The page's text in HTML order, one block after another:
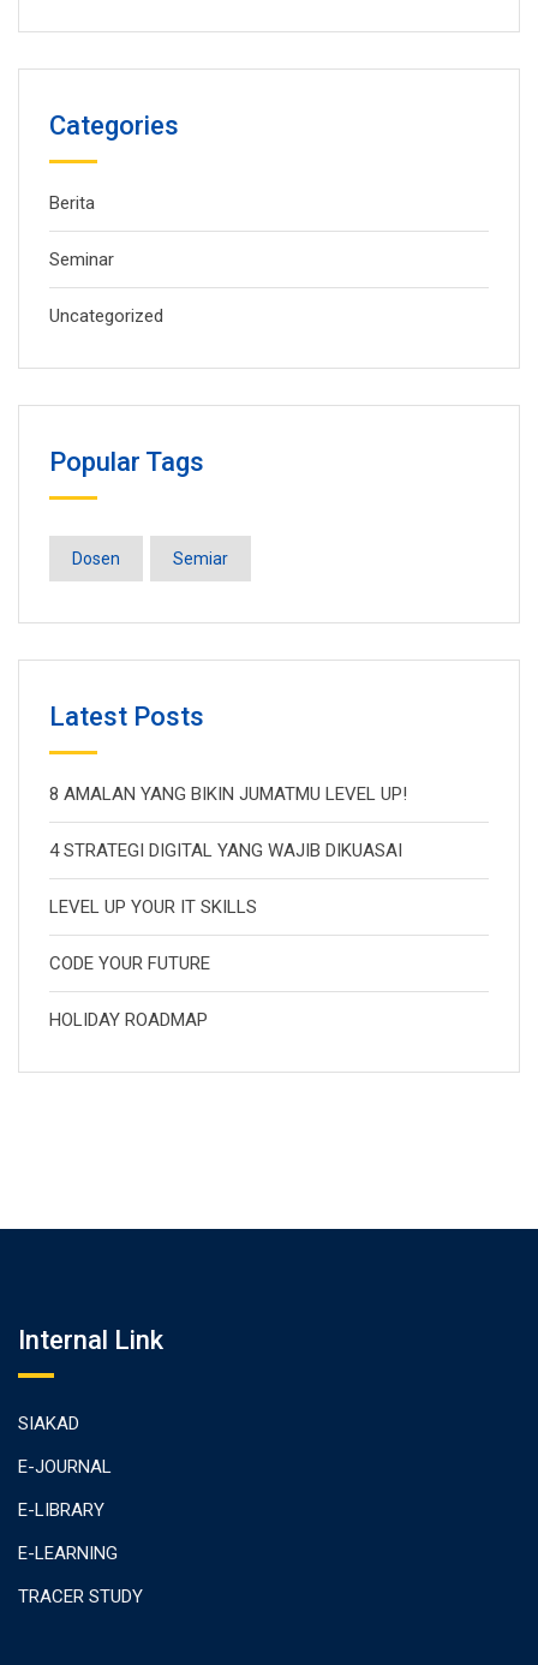
Categories
Berita
Seminar
Uncategorized
Popular Tags
Dosen Semiar
Latest Posts
8 AMALAN YANG BIKIN JUMATMU LEVEL UP!
4 STRATEGI DIGITAL YANG WAJIB DIKUASAI
LEVEL UP YOUR IT SKILLS
CODE YOUR FUTURE
HOLIDAY ROADMAP
Internal Link
SIAKAD
E-JOURNAL
E-LIBRARY
E-LEARNING
TRACER STUDY